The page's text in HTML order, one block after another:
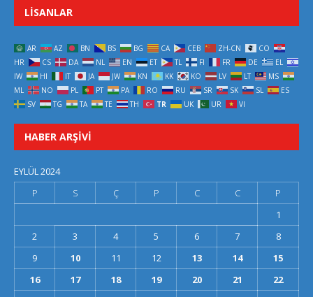
LISANLAR
AR AZ BN BS BG CA CEB ZH-CN
CO
HR
CS DA NL EN ET TL FI FR DE
EL
IW
HI IT JA JW KN KK KO LV LT
MS
ML
NO PL PT PA RO RU SR SK SL
ES
SV
TG TA TE TH TR UK UR VI
HABER ARŞIVI
EYLÜL 2024
P
S Ç P C C
P
1
2
3 4 5 6 7
8
9
10 11 12 13 14
15
16
17 18 19 20 21
22